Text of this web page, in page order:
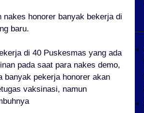
honorer banyak bekerja di
baru.
di 40 Puskesmas yang ada
pada saat para nakes demo,
banyak pekerja honorer akan
vaksinasi, namun